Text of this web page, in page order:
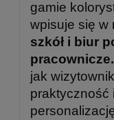
gamie
wpisuje się w
szkół i biur
pracownicze.
jak
praktyczność